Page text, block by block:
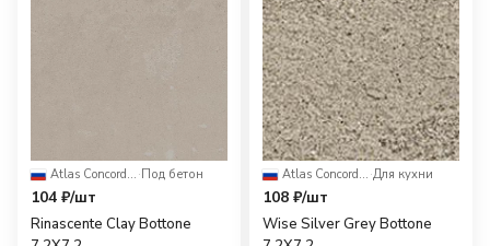
Atlas Concorde Russia ·Под бетон
104 ₽/шт
Rinascente Clay Bottone
Atlas Concorde Russia ·Для кухни
108 ₽/шт
Wise Silver Grey Bottone